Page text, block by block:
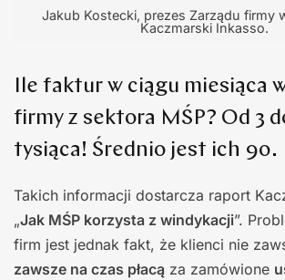
Jakub Kostecki, prezes Zarządu firmy
Kaczmarski Inkasso.
Ile faktur w ciągu miesiąca
firmy z sektora MŚP? Od 3
tysiąca! Średnio jest ich 90.
Takich informacji dostarcza raport
„Jak MŚP korzysta z windykacji”.
firm jest jednak fakt, że klienci nie
zawsze na czas płacą za zamówione